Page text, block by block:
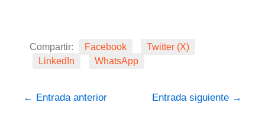
Compartir: Facebook
Twitter (X)
LinkedIn
WhatsApp
← Entrada anterior Entrada siguiente →